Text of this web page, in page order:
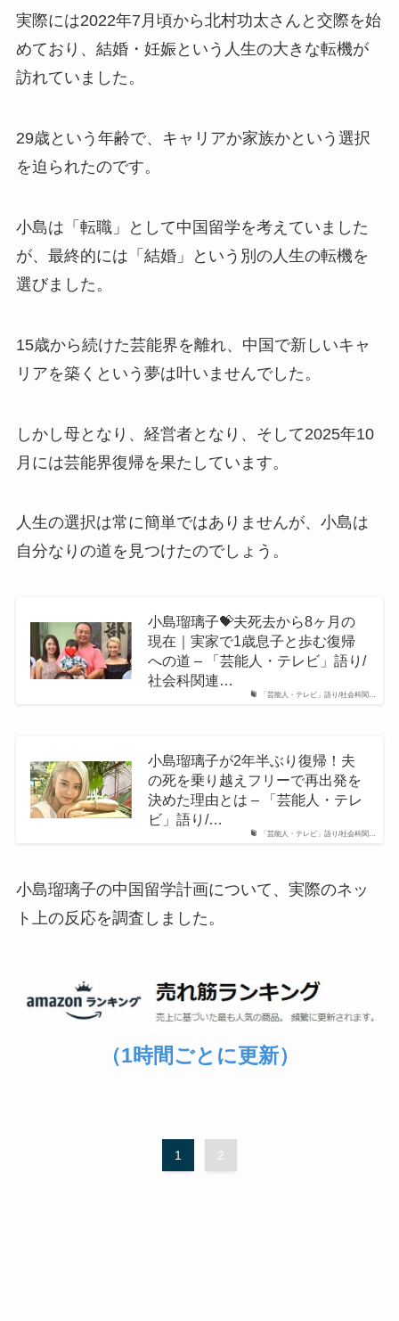
実際には2022年7月頃から北村功太さんと交際を始
めており、結婚・妊娠という人生の大きな転機が
訪れていました。​
29歳という年齢で、キャリアか家族かという選択
を迫られたのです。​
小島は「転職」として中国留学を考えていました
が、最終的には「結婚」という別の人生の転機を
選びました。​
15歳から続けた芸能界を離れ、中国で新しいキャ
リアを築くという夢は叶いませんでした。​
しかし母となり、経営者となり、そして2025年10
月には芸能界復帰を果たしています。​
人生の選択は常に簡単ではありませんが、小島は
自分なりの道を見つけたのでしょう。
「芸能人・テレビ」語り/社会科関…
小島瑠璃子💝夫死去から8ヶ月の
現在｜実家で1歳息子と歩む復帰
への道 – 「芸能人・テレビ」語り/
社会科関連…
「芸能人・テレビ」語り/社会科関…
小島瑠璃子が2年半ぶり復帰！夫
の死を乗り越えフリーで再出発を
決めた理由とは – 「芸能人・テレ
ビ」語り/…
小島瑠璃子の中国留学計画について、実際のネッ
ト上の反応を調査しました。​
（1時間ごとに更新）
1 2